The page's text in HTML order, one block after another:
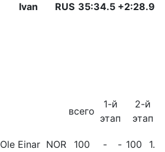
Ivan RUS 35:34.5 +2:28.9
всего
1-й
этап
2-й
этап
Ole Einar NOR 100 - - 100 1.